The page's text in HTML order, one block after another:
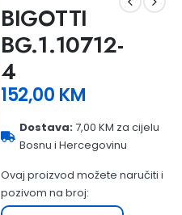
BIGOTTI
BG.1.10712-
4
152,00 KM
Dostava:7,00 KM za cijelu
Bosnu i Hercegovinu
Ovaj proizvod možete naručiti i
pozivom na broj: